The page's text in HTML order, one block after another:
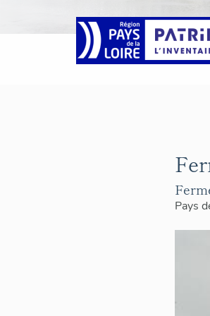
Pays